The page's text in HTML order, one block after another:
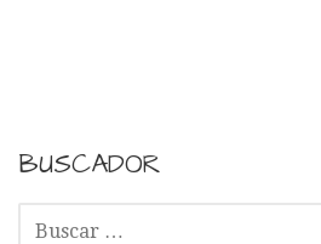
BUSCADOR